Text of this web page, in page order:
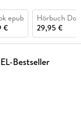
epub
€
Hörbuch
29,95 €
Bestseller